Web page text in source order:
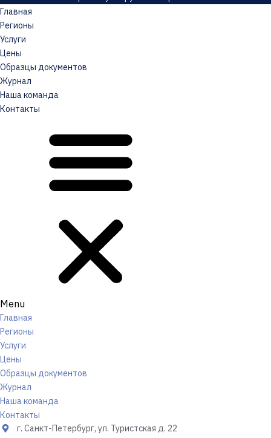
Главная
Регионы
Услуги
Цены
Образцы документов
Журнал
Наша команда
Контакты
Menu
Главная
Регионы
Услуги
Цены
Образцы документов
Журнал
Наша команда
Контакты
г. Санкт-Петербург, ул. Туристская д. 22